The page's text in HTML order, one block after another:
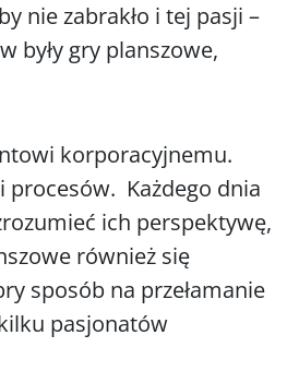
nie zabrakło i tej pasji –
były gry planszowe,
korporacyjnemu.
procesów. Każdego dnia
ich perspektywę,
również się
sposób na przełamanie
pasjonatów